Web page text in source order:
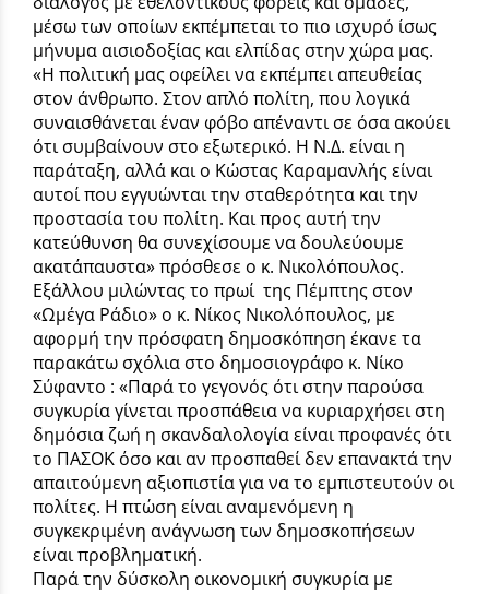
μέσω των οποίων εκπέμπεται το πιο ισχυρό ίσως
μήνυμα αισιοδοξίας και ελπίδας στην χώρα μας.
«Η πολιτική μας οφείλει να εκπέμπει απευθείας
στον άνθρωπο. Στον απλό πολίτη, που λογικά
συναισθάνεται έναν φόβο απέναντι σε όσα ακούει
ότι συμβαίνουν στο εξωτερικό. Η Ν.Δ. είναι η
παράταξη, αλλά και ο Κώστας Καραμανλής είναι
αυτοί που εγγυώνται την σταθερότητα και την
προστασία του πολίτη. Και προς αυτή την
κατεύθυνση θα συνεχίσουμε να δουλεύουμε
ακατάπαυστα» πρόσθεσε ο κ. Νικολόπουλος.
Εξάλλου μιλώντας το πρωί της Πέμπτης στον
«Ωμέγα Ράδιο» ο κ. Νίκος Νικολόπουλος, με
αφορμή την πρόσφατη δημοσκόπηση έκανε τα
παρακάτω σχόλια στο δημοσιογράφο κ. Νίκο
Σύφαντο : «Παρά το γεγονός ότι στην παρούσα
συγκυρία γίνεται προσπάθεια να κυριαρχήσει στη
δημόσια ζωή η σκανδαλολογία είναι προφανές ότι
το ΠΑΣΟΚ όσο και αν προσπαθεί δεν επανακτά την
απαιτούμενη αξιοπιστία για να το εμπιστευτούν οι
πολίτες. Η πτώση είναι αναμενόμενη η
συγκεκριμένη ανάγνωση των δημοσκοπήσεων
είναι προβληματική.
Παρά την δύσκολη οικονομική συγκυρία με